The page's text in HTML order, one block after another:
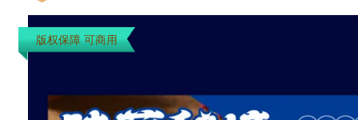
版权保障 可商用